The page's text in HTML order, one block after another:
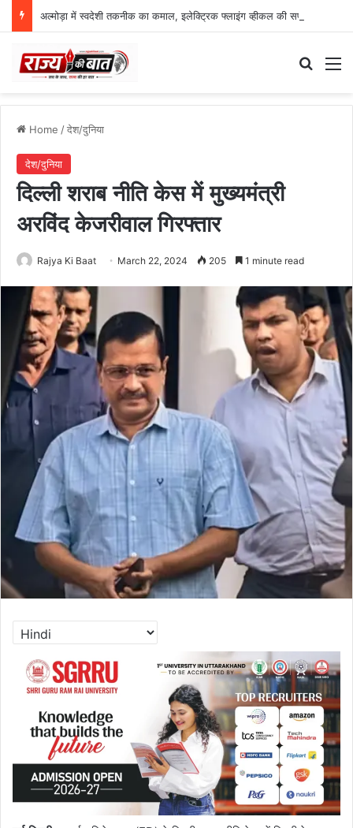
Home /देश/दुनिया
देश/दुनिया
दिल्ली शराब नीति केस में मुख्यमंत्री
अरविंद केजरीवाल गिरफ्तार
Rajya Ki Baat March 22, 2024 205 1 minute read